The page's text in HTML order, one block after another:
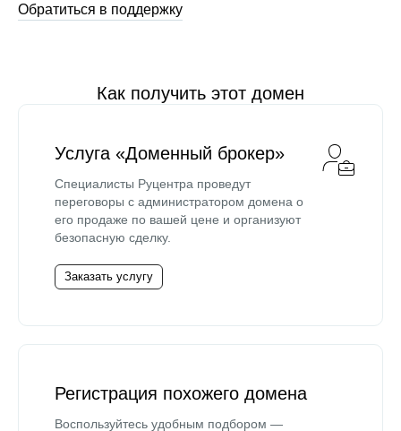
Обратиться в поддержку
Как получить этот домен
Услуга «Доменный брокер»
Специалисты Руцентра проведут
переговоры с администратором домена о
его продаже по вашей цене и организуют
безопасную сделку.
Заказать услугу
Регистрация похожего домена
Воспользуйтесь удобным подбором —